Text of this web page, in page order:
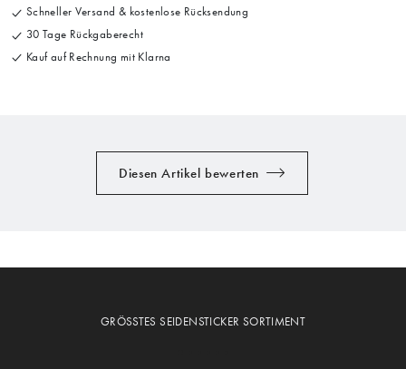
Schneller Versand & kostenlose Rücksendung
30 Tage Rückgaberecht
Kauf auf Rechnung mit Klarna
Diesen Artikel bewerten
GRÖSSTES SEIDENSTICKER SORTIMENT